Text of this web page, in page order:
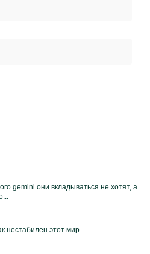
gemini они вкладываться не хотят, а
нестабилен этот мир...